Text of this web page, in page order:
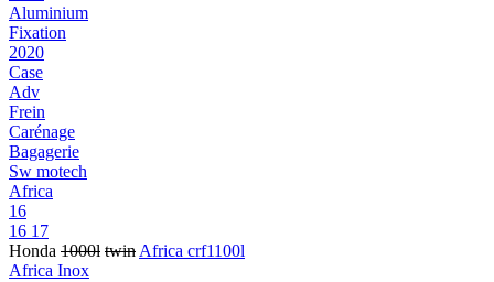
Aluminium
Fixation
2020
Case
Adv
Frein
Carénage
Bagagerie
Sw motech
Africa
16
16 17
Honda 1000l twin Africa crf1100l
Africa Inox